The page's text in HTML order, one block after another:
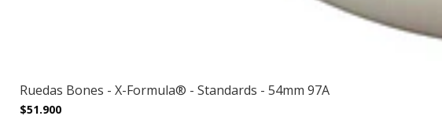
Ruedas Bones - X-Formula® - Standards - 54mm 97A
$51.900